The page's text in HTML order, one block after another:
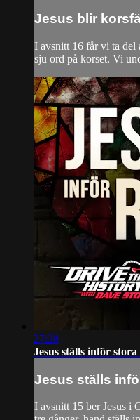
Jesus blir
I avsnitt 16 får vi ta del
sju ord på korset. Vi
27:30
Jesus ställs inför
Jesus ställs
I avsnitt 15 ber Jesus i